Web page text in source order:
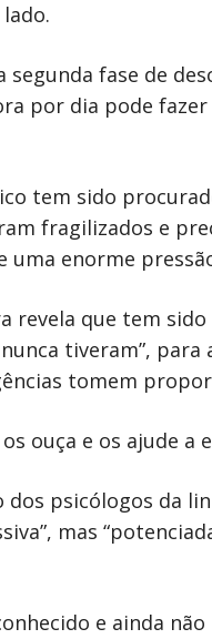
segunda fase de
por dia pode
tem sido
fragilizados e
uma enorme
revela que tem
tiveram”, para
tomem
os ouça e os ajude
dos psicólogos da
mas
e ainda